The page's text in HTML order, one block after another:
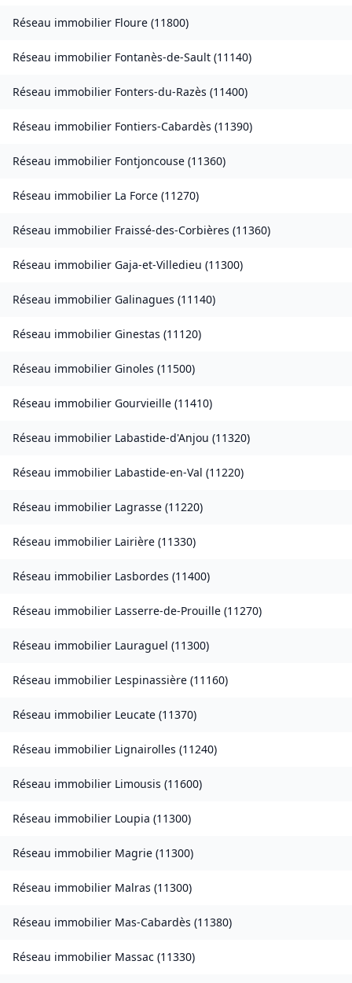
Réseau immobilier Floure (11800)
Réseau immobilier Fontanès-de-Sault (11140)
Réseau immobilier Fonters-du-Razès (11400)
Réseau immobilier Fontiers-Cabardès (11390)
Réseau immobilier Fontjoncouse (11360)
Réseau immobilier La Force (11270)
Réseau immobilier Fraissé-des-Corbières (11360)
Réseau immobilier Gaja-et-Villedieu (11300)
Réseau immobilier Galinagues (11140)
Réseau immobilier Ginestas (11120)
Réseau immobilier Ginoles (11500)
Réseau immobilier Gourvieille (11410)
Réseau immobilier Labastide-d'Anjou (11320)
Réseau immobilier Labastide-en-Val (11220)
Réseau immobilier Lagrasse (11220)
Réseau immobilier Lairière (11330)
Réseau immobilier Lasbordes (11400)
Réseau immobilier Lasserre-de-Prouille (11270)
Réseau immobilier Lauraguel (11300)
Réseau immobilier Lespinassière (11160)
Réseau immobilier Leucate (11370)
Réseau immobilier Lignairolles (11240)
Réseau immobilier Limousis (11600)
Réseau immobilier Loupia (11300)
Réseau immobilier Magrie (11300)
Réseau immobilier Malras (11300)
Réseau immobilier Mas-Cabardès (11380)
Réseau immobilier Massac (11330)